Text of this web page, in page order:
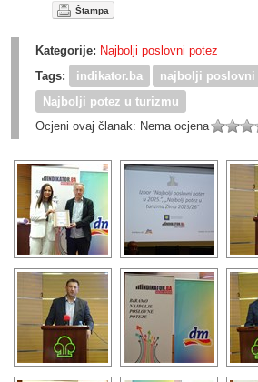
Štampa
Kategorije: Najbolji poslovni potez
Tags:
indikator.ba
najbolji poslovni
Najbolji potez u turizmu
Ocjeni ovaj članak: Nema ocjena